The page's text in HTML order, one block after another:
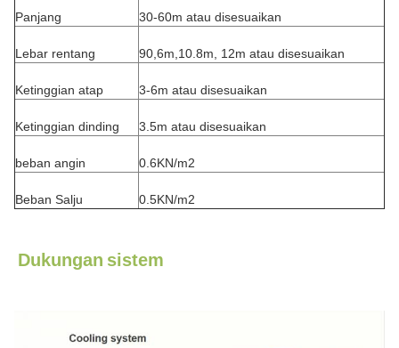
Panjang 30-60m atau disesuaikan
Lebar rentang 90,6m,10.8m, 12m atau disesuaikan
Ketinggian atap 3-6m atau disesuaikan
Ketinggian dinding 3.5m atau disesuaikan
beban angin 0.6KN/m2
Beban Salju 0.5KN/m2
Dukungan sistem